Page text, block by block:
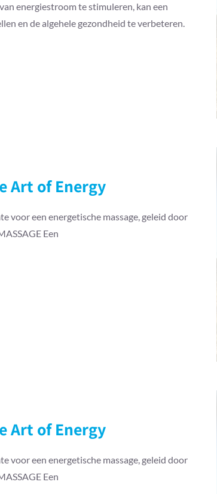
energiestroom te stimuleren, kan een
en de algehele gezondheid te verbeteren.
Art of Energy
voor een energetische massage, geleid door
Een
Art of Energy
voor een energetische massage, geleid door
Een